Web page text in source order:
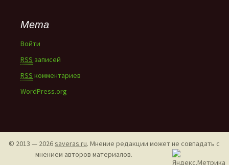
Мета
Войти
RSS записей
RSS комментариев
WordPress.org
© 2013 — 2026saveras.ru. Мнение редакции может не совпадать с
мнением авторов материалов.